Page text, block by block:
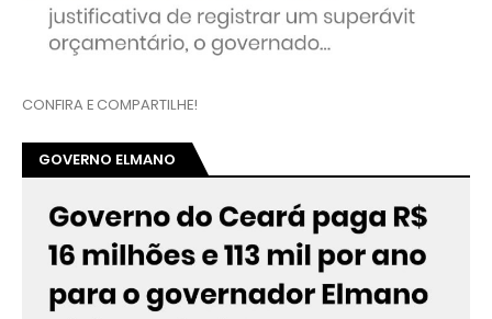
CONFIRA E COMPARTILHE!
GOVERNO ELMANO